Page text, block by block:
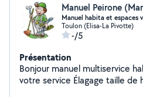
Manuel Peirone
Manuel habita et espaces
Toulon (Elisa-La Pivotte)
-/5
Présentation
Bonjour manuel multiservice
votre service Élagage taille de haie abattage taille